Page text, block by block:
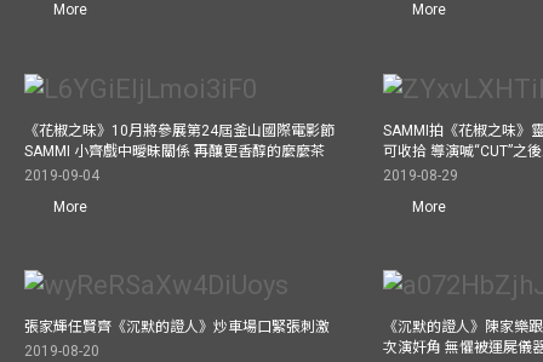
More
More
《花椒之味》10月將參展第24屆釜山國際電影節
SAMMI 小齊戲中曖昧關係 再釀更香醇的麼麼茶
2019-09-04
More
SAMMI拍《花椒之味》
可收拾 導演喊“CUT”之
2019-08-29
More
張家輝任賢齊《沉默的證人》炒車場口緊張刺激
2019-08-20
《沉默的證人》陳家樂
次演奸角 無懼被運屍儀